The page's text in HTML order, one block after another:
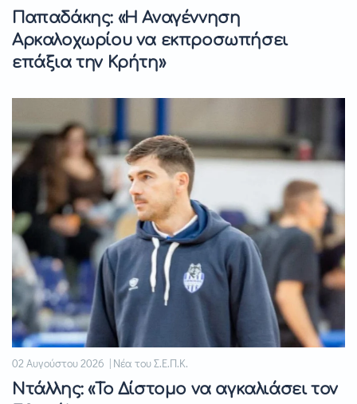
Παπαδάκης: «Η Αναγέννηση
Αρκαλοχωρίου να εκπροσωπήσει
επάξια την Κρήτη»
02 Αυγούστου 2026 | Νέα του Σ.Ε.Π.Κ.
Ντάλλης: «Το Δίστομο να αγκαλιάσει τον